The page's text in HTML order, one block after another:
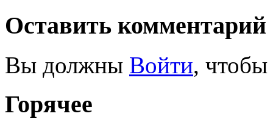
Оставить комментарий
Вы должны Войти, чтобы
Горячее